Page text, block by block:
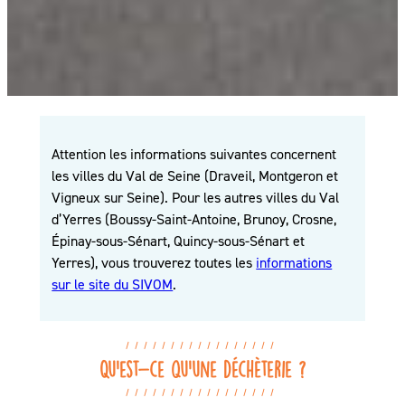
Attention les informations suivantes concernent
les villes du Val de Seine (Draveil, Montgeron et
Vigneux sur Seine). Pour les autres villes du Val
d’Yerres (Boussy-Saint-Antoine, Brunoy, Crosne,
Épinay-sous-Sénart, Quincy-sous-Sénart et
Yerres), vous trouverez toutes les informations
sur le site du SIVOM.
Qu’est-ce qu’une déchèterie ?